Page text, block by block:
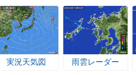
実況天気図 雨雲レーダー